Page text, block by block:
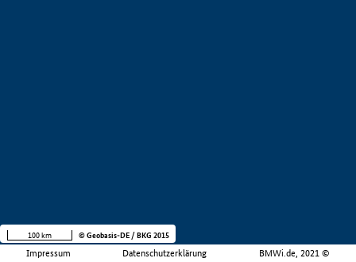
Impressum Datenschutzerklärung BMWi.de, 2021 ©
100 km © Geobasis-DE / BKG 2015